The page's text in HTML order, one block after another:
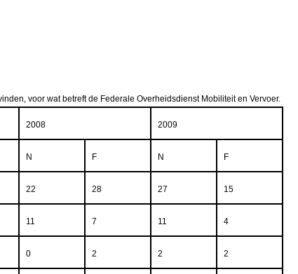
voor wat betreft de Federale Overheidsdienst Mobiliteit en Vervoer.
2008 2009
N F N F
22 28 27 15
11 7 11 4
0 2 2 2